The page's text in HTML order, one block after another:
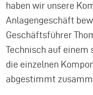
haben wir unsere
Anlagengeschäft
Geschäftsführer
Technisch auf einem
die einzelnen
abgestimmt